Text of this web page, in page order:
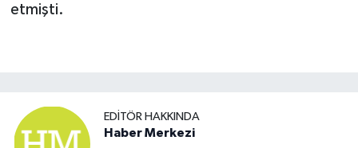
etmişti.
EDITÖR HAKKINDA
Haber Merkezi